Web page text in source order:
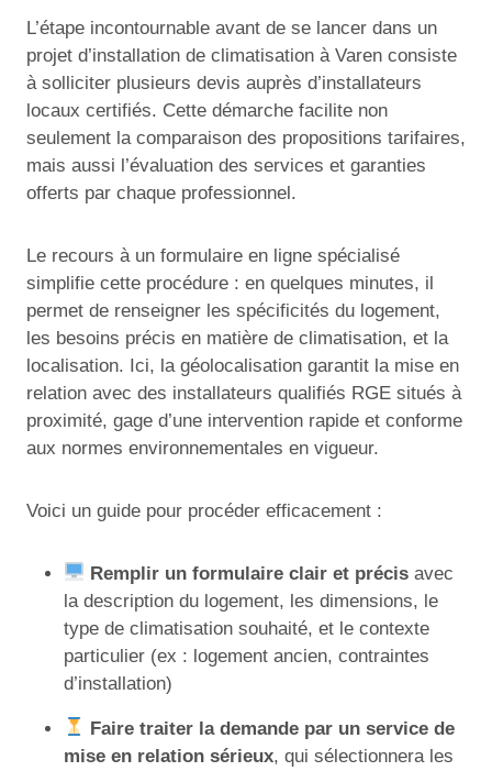
L’étape incontournable avant de se lancer dans un
projet d’installation de climatisation à Varen consiste
à solliciter plusieurs devis auprès d’installateurs
locaux certifiés. Cette démarche facilite non
seulement la comparaison des propositions tarifaires,
mais aussi l’évaluation des services et garanties
offerts par chaque professionnel.
Le recours à un formulaire en ligne spécialisé
simplifie cette procédure : en quelques minutes, il
permet de renseigner les spécificités du logement,
les besoins précis en matière de climatisation, et la
localisation. Ici, la géolocalisation garantit la mise en
relation avec des installateurs qualifiés RGE situés à
proximité, gage d’une intervention rapide et conforme
aux normes environnementales en vigueur.
Voici un guide pour procéder efficacement :
Remplir un formulaire clair et précis avec
la description du logement, les dimensions, le
type de climatisation souhaité, et le contexte
particulier (ex : logement ancien, contraintes
d’installation)
Faire traiter la demande par un service de
mise en relation sérieux, qui sélectionnera les